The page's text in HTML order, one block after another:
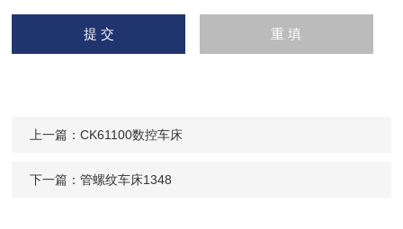
上一篇：CK61100数控车床
下一篇：管螺纹车床1348